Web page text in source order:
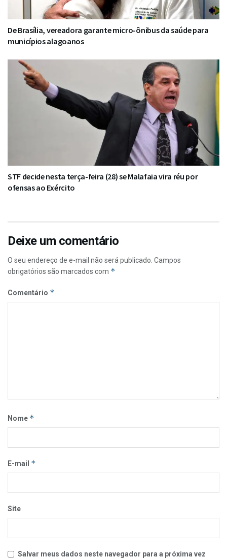
De Brasília, vereadora garante micro-ônibus da saúde para
municípios alagoanos
STF decide nesta terça-feira (28) se Malafaia vira réu por
ofensas ao Exército
Deixe um comentário
O seu endereço de e-mail não será publicado. Campos
obrigatórios são marcados com *
Comentário *
Nome *
E-mail *
Site
Salvar meus dados neste navegador para a próxima vez